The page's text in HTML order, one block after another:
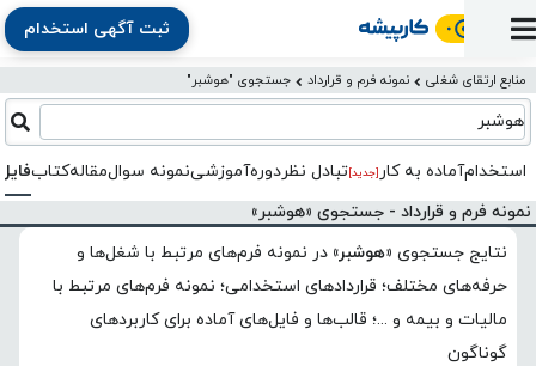
پنل
استخدام
به
کار
ثبت
رزومه
آگهی
آماده
به
کار
ثبت
آگهی
استخدام
نشان
شده‌ها
تبادل
نظر
منابع
ارتقای
شغلی
دوره
آموزشی
مقاله
کتاب
فایل‌و‌قالب
اخبار
استخدام
کارپیشه
جستجوی
کارجویان
(رزومه)
بخش
کارفرمایان
ثبت آگهی استخدام
منابع ارتقای شغلی نمونه فرم و قرارداد جستجوی "هوشبر"
هوشبر
استخدامآماده به کار [جدید]تبادل‌ نظردوره‌آموزشینمونه سوالمقالهکتاب
نمونه فرم و قرارداد - جستجوی «هوشبر»
نتایج جستجوی «هوشبر» در نمونه فرم‌های مرتبط با شغل‌ها و
حرفه‌های مختلف؛ قراردادهای استخدامی؛ نمونه فرم‌های مرتبط با
مالیات و بیمه و ...؛ قالب‌ها و فایل‌های آماده برای کاربردهای
گوناگون